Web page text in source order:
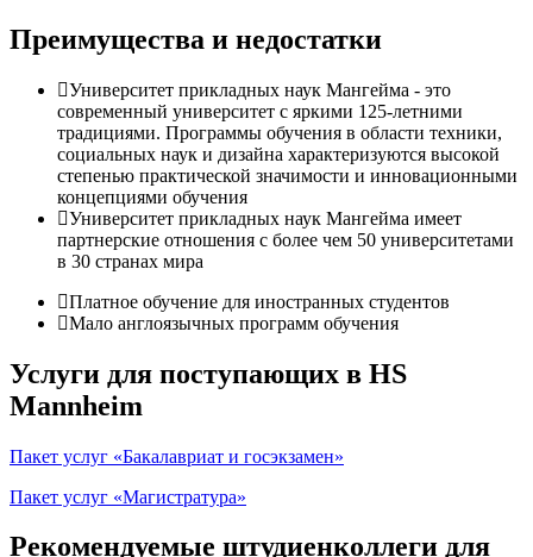
Преимущества и недостатки
Университет прикладных наук Мангейма - это
современный университет с яркими 125-летними
традициями. Программы обучения в области техники,
социальных наук и дизайна характеризуются высокой
степенью практической значимости и инновационными
концепциями обучения
Университет прикладных наук Мангейма имеет
партнерские отношения с более чем 50 университетами
в 30 странах мира
Платное обучение для иностранных студентов
Мало англоязычных программ обучения
Услуги для поступающих в HS
Mannheim
Пакет услуг «Бакалавриат и госэкзамен»
Пакет услуг «Магистратура»
Рекомендуемые штудиенколлеги для